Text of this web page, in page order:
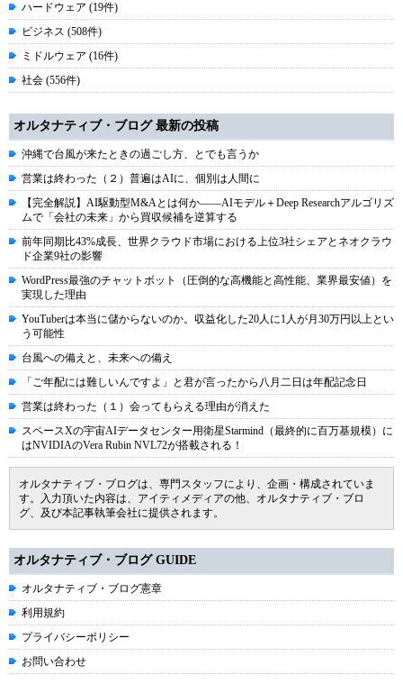
ハードウェア (19件)
ビジネス (508件)
ミドルウェア (16件)
社会 (556件)
オルタナティブ・ブログ 最新の投稿
沖縄で台風が来たときの過ごし方、とでも言うか
営業は終わった（２）普遍はAIに、個別は人間に
【完全解説】AI駆動型M&Aとは何か――AIモデル＋Deep Researchアルゴリズ
ムで「会社の未来」から買収候補を逆算する
前年同期比43%成長、世界クラウド市場における上位3社シェアとネオクラウ
ド企業9社の影響
WordPress最強のチャットボット（圧倒的な高機能と高性能、業界最安値）を
実現した理由
YouTuberは本当に儲からないのか。収益化した20人に1人が月30万円以上とい
う可能性
台風への備えと、未来への備え
「ご年配には難しいんですよ」と君が言ったから八月二日は年配記念日
営業は終わった（１）会ってもらえる理由が消えた
スペースXの宇宙AIデータセンター用衛星Starmind（最終的に百万基規模）に
はNVIDIAのVera Rubin NVL72が搭載される！
オルタナティブ・ブログは、専門スタッフにより、企画・構成されていま
す。入力頂いた内容は、アイティメディアの他、オルタナティブ・ブロ
グ、及び本記事執筆会社に提供されます。
オルタナティブ・ブログ GUIDE
オルタナティブ・ブログ憲章
利用規約
プライバシーポリシー
お問い合わせ